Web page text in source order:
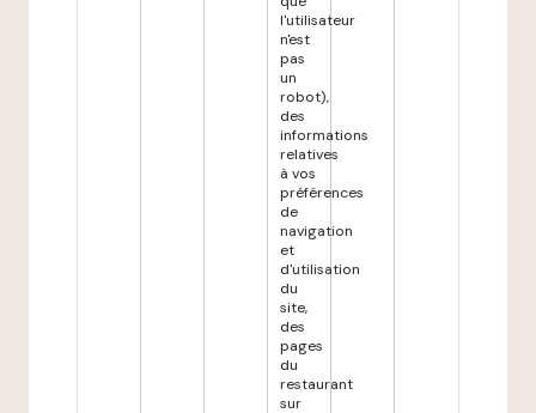
l'utilisateur
n'est
pas
un
robot),
des
informations
relatives
à vos
préférences
de
navigation
et
d'utilisation
du
site,
des
pages
du
restaurant
sur